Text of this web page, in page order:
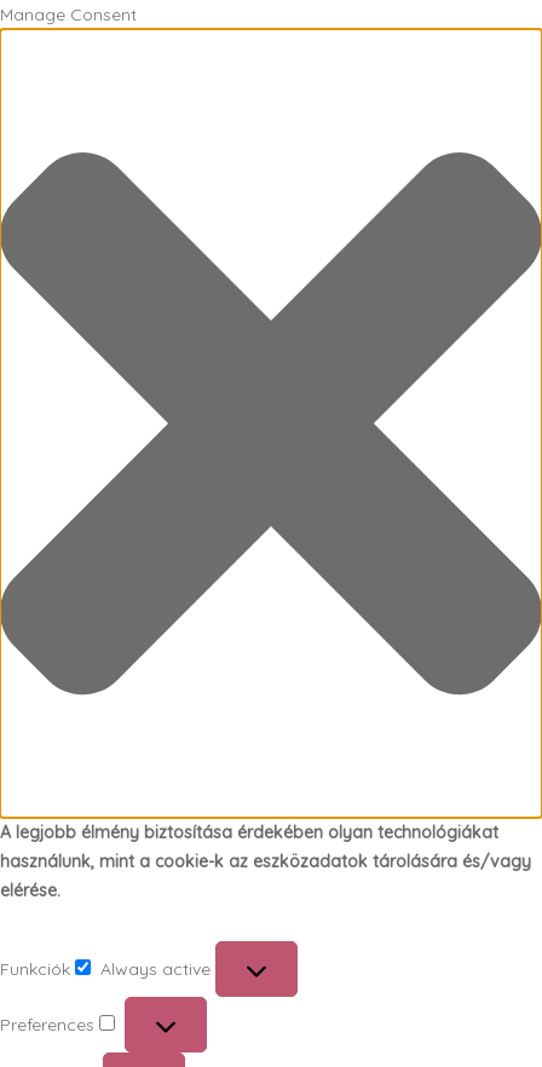
Manage Consent
A legjobb élmény biztosítása érdekében olyan technológiákat
használunk, mint a cookie-k az eszközadatok tárolására és/vagy
elérése.
Funkciók
Always active
Preferences
Preferences